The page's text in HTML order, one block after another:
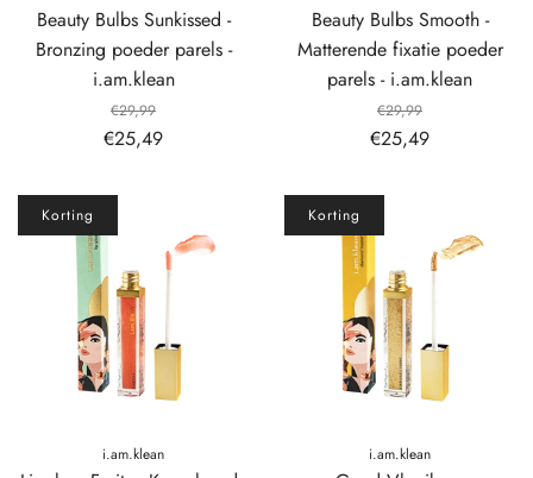
Beauty Bulbs Sunkissed -
Bronzing poeder parels -
i.am.klean
€29,99
€25,49
Beauty Bulbs Smooth -
Matterende fixatie poeder
parels - i.am.klean
€29,99
€25,49
i.am.klean
Korting
i.am.klean
Korting